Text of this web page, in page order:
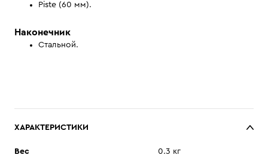
Piste (60 мм).
Наконечник
Стальной.
ХАРАКТЕРИСТИКИ
Вес 0.3 кг